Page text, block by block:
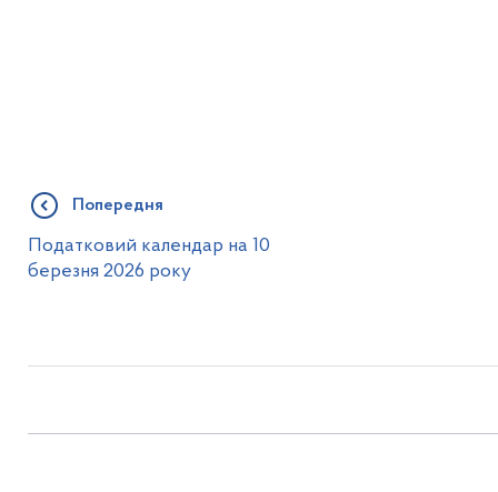
Попередня
Податковий календар на 10
березня 2026 року